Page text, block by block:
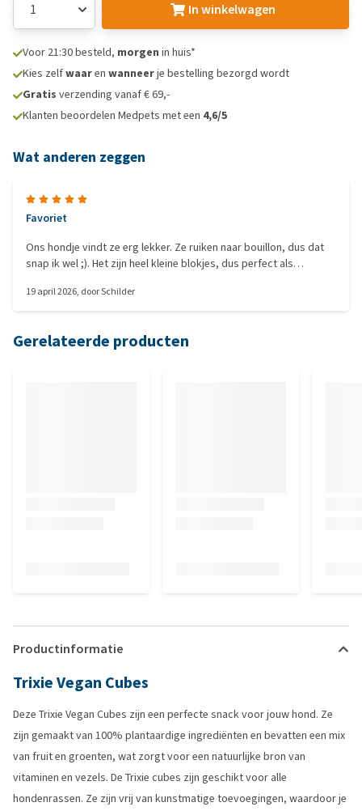
In winkelwagen
Voor 21:30 besteld, morgen in huis*
Kies zelfwaaren wanneerje bestelling bezorgd wordt
Gratis verzending vanaf € 69,-
Klanten beoordelen Medpets met een 4,6/5
Wat anderen zeggen
Favoriet
Ons hondje vindt ze erg lekker. Ze ruiken naar bouillon, dus dat
snap ik wel ;). Het zijn heel kleine blokjes, dus perfect als
(ruiken) is dit voor hem een high value beloning.
19 april 2026, doorSchilder
Gerelateerde producten
Productinformatie
Trixie Vegan Cubes
Deze Trixie Vegan Cubes zijn een perfecte snack voor jouw hond. Ze
zijn gemaakt van 100% plantaardige ingrediënten en bevatten een mix
van fruit en groenten, wat zorgt voor een natuurlijke bron van
vitaminen en vezels. De Trixie cubes zijn geschikt voor alle
hondenrassen. Ze zijn vrij van kunstmatige toevoegingen, waardoor je